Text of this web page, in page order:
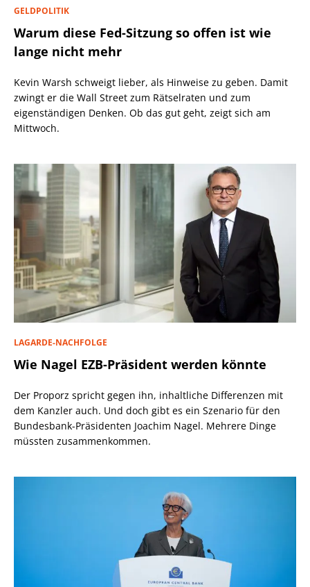
GELDPOLITIK
Warum diese Fed-Sitzung so offen ist wie
lange nicht mehr
Kevin Warsh schweigt lieber, als Hinweise zu geben. Damit
zwingt er die Wall Street zum Rätselraten und zum
eigenständigen Denken. Ob das gut geht, zeigt sich am
Mittwoch.
LAGARDE-NACHFOLGE
Wie Nagel EZB-Präsident werden könnte
Der Proporz spricht gegen ihn, inhaltliche Differenzen mit
dem Kanzler auch. Und doch gibt es ein Szenario für den
Bundesbank-Präsidenten Joachim Nagel. Mehrere Dinge
müssten zusammenkommen.